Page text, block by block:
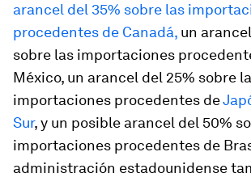
arancel del 35% sobre las
procedentes de Canadá, un
sobre las importaciones
México, un arancel del 25% sobre
importaciones procedentes de
Sur, y un posible arancel del 50%
importaciones procedentes de
administración estadounidense